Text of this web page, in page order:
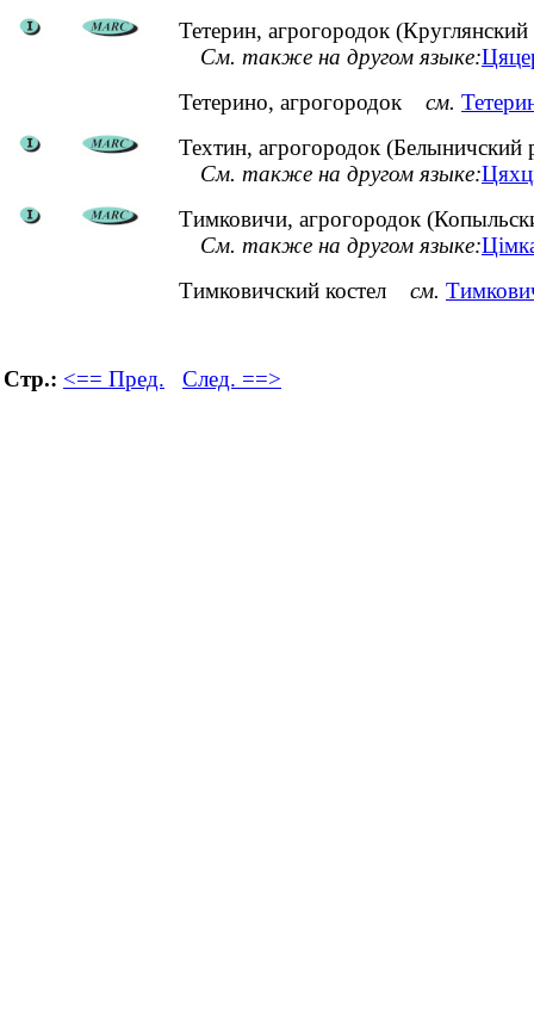
Тетерин, агрогородок
См. также на другом языке:
Тетерино, агрогородок см.
Техтин, агрогородок (Белыничский
См. также на другом языке:
Тимковичи, агрогородок
См. также на другом языке:
Тимковичский костел см.
Стр.: <== Пред. След. ==>